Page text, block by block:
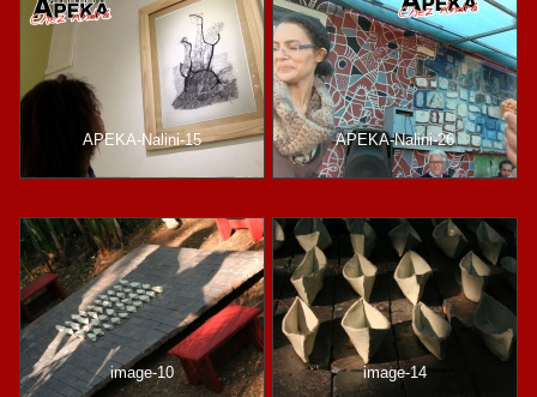
APEKA-Nalini-15 APEKA-Nalini-26
image-10 image-14